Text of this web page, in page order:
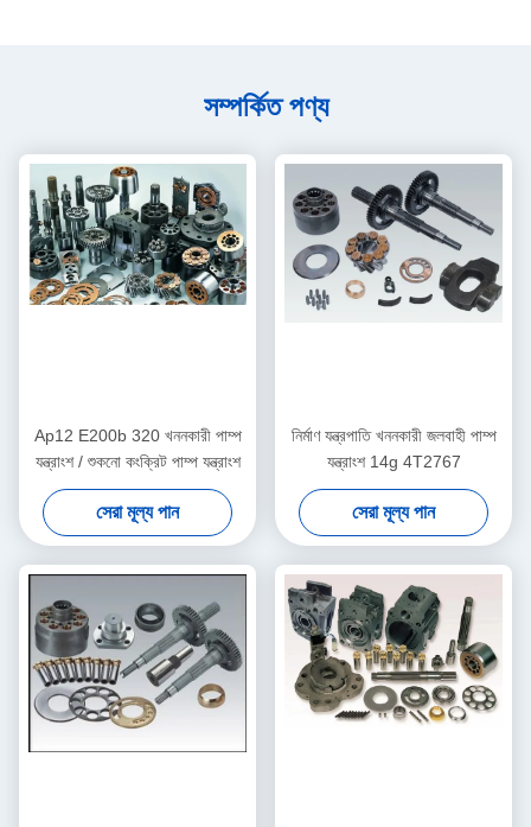
সম্পর্কিত পণ্য
Ap12 E200b 320 খননকারী পাম্প
যন্ত্রাংশ / শুকনো কংক্রিট পাম্প যন্ত্রাংশ
সেরা মূল্য পান
নির্মাণ যন্ত্রপাতি খননকারী জলবাহী পাম্প
যন্ত্রাংশ 14g 4T2767
সেরা মূল্য পান